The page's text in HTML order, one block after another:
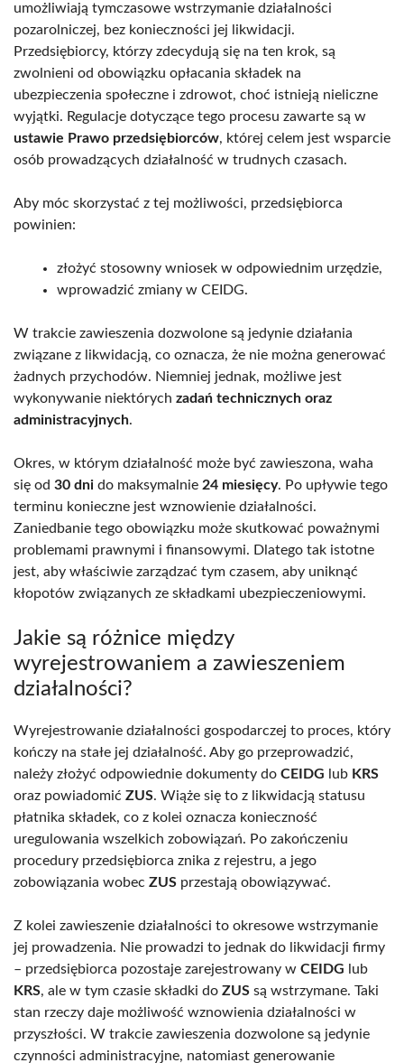
umożliwiają tymczasowe wstrzymanie działalności
pozarolniczej, bez konieczności jej likwidacji.
Przedsiębiorcy, którzy zdecydują się na ten krok, są
zwolnieni od obowiązku opłacania składek na
ubezpieczenia społeczne i zdrowot, choć istnieją nieliczne
wyjątki. Regulacje dotyczące tego procesu zawarte są w
ustawie Prawo przedsiębiorców, której celem jest wsparcie
osób prowadzących działalność w trudnych czasach.
Aby móc skorzystać z tej możliwości, przedsiębiorca
powinien:
złożyć stosowny wniosek w odpowiednim urzędzie,
wprowadzić zmiany w CEIDG.
W trakcie zawieszenia dozwolone są jedynie działania
związane z likwidacją, co oznacza, że nie można generować
żadnych przychodów. Niemniej jednak, możliwe jest
wykonywanie niektórych zadań technicznych oraz
administracyjnych.
Okres, w którym działalność może być zawieszona, waha
się od 30 dni do maksymalnie 24 miesięcy. Po upływie tego
terminu konieczne jest wznowienie działalności.
Zaniedbanie tego obowiązku może skutkować poważnymi
problemami prawnymi i finansowymi. Dlatego tak istotne
jest, aby właściwie zarządzać tym czasem, aby uniknąć
kłopotów związanych ze składkami ubezpieczeniowymi.
Jakie są różnice między
wyrejestrowaniem a zawieszeniem
działalności?
Wyrejestrowanie działalności gospodarczej to proces, który
kończy na stałe jej działalność. Aby go przeprowadzić,
należy złożyć odpowiednie dokumenty do CEIDG lub KRS
oraz powiadomić ZUS. Wiąże się to z likwidacją statusu
płatnika składek, co z kolei oznacza konieczność
uregulowania wszelkich zobowiązań. Po zakończeniu
procedury przedsiębiorca znika z rejestru, a jego
zobowiązania wobec ZUS przestają obowiązywać.
Z kolei zawieszenie działalności to okresowe wstrzymanie
jej prowadzenia. Nie prowadzi to jednak do likwidacji firmy
– przedsiębiorca pozostaje zarejestrowany w CEIDG lub
KRS, ale w tym czasie składki do ZUS są wstrzymane. Taki
stan rzeczy daje możliwość wznowienia działalności w
przyszłości. W trakcie zawieszenia dozwolone są jedynie
czynności administracyjne, natomiast generowanie